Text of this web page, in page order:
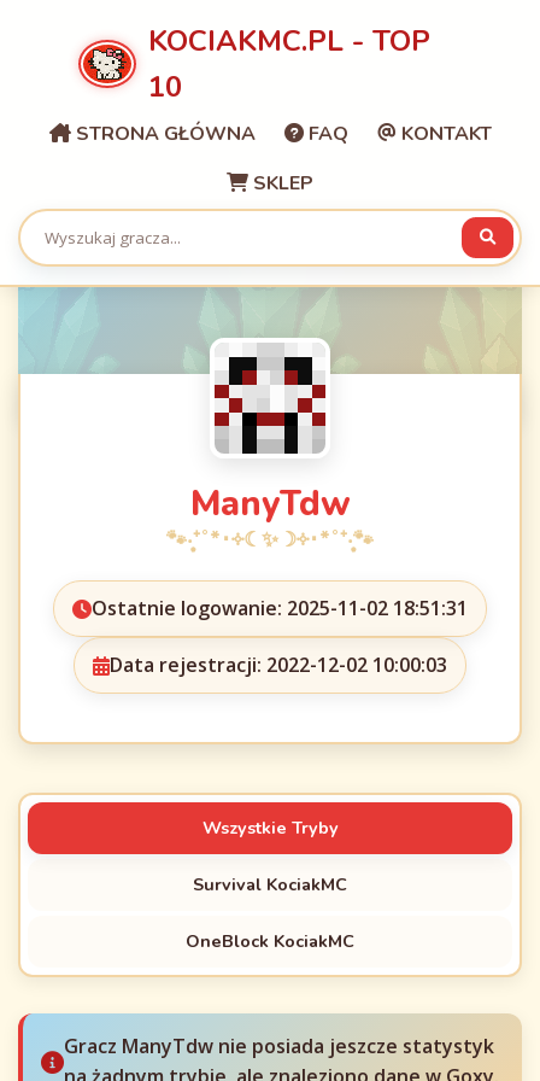
KOCIAKMC.PL - TOP
10
STRONA GŁÓWNA FAQ
KONTAKT
SKLEP
ManyTdw
Ostatnie logowanie: 2025-11-02 18:51:31
Data rejestracji: 2022-12-02 10:00:03
Wszystkie Tryby
Survival KociakMC
OneBlock KociakMC
Gracz ManyTdw nie posiada jeszcze statystyk